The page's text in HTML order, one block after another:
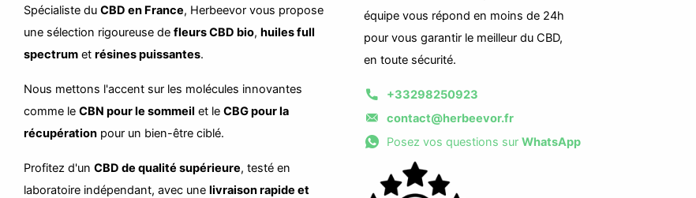
Spécialiste du CBD en France, Herbeevor vous propose
une sélection rigoureuse de fleurs CBD bio, huiles full
spectrum et résines puissantes.
Nous mettons l'accent sur les molécules innovantes
comme le CBN pour le sommeil et le CBG pour la
récupération pour un bien-être ciblé.
Profitez d'un CBD de qualité supérieure, testé en
laboratoire indépendant, avec une livraison rapide et
équipe vous répond en moins de 24h
pour vous garantir le meilleur du CBD,
en toute sécurité.
+33298250923
contact@herbeevor.fr
Posez vos questions surWhatsApp